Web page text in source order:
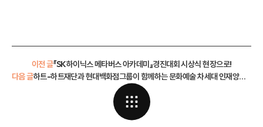
이전 글『SK하이닉스 메타버스 아카데미』경진대회 시상식 현장으로!
하트-하트재단과 현대백화점그룹이 함께하는 문화예술 차세대 인재양성사업 ‘H라이징콘서트’
다음 글